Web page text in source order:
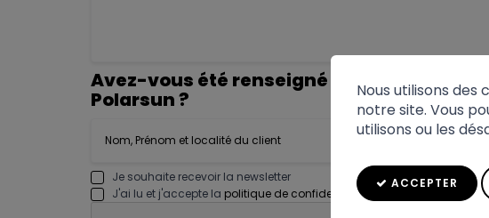
Avez-vous été renseigné par un autre
Polarsun ?
Je souhaite recevoir la newsletter
J'ai lu et j'accepte la politique de confidentialité
Nous utilisons
notre site. Vous
utilisons ou les
ACCEPTER